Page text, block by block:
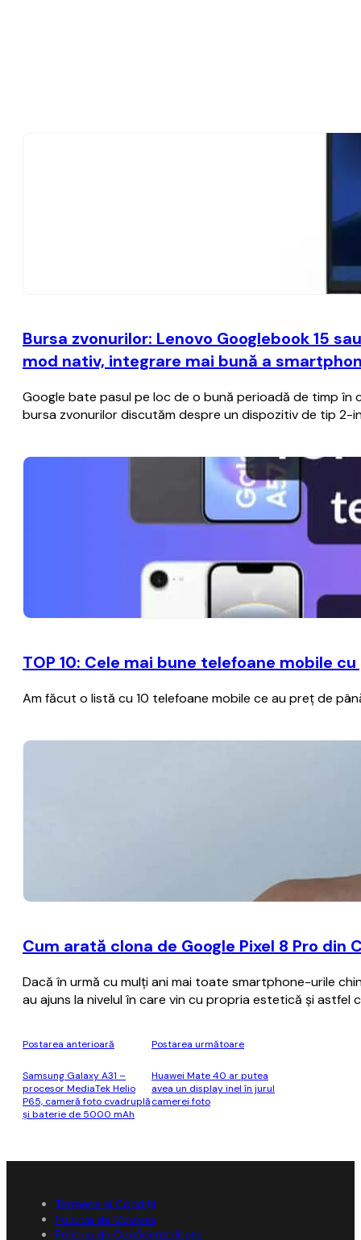
Bursa zvonurilor: Lenovo Googlebook 15
mod nativ, integrare mai bună a
Google bate pasul pe loc de o bună perioadă de timp în
bursa zvonurilor discutăm despre un dispozitiv de tip 2-
TOP 10: Cele mai bune telefoane mobile
Am făcut o listă cu 10 telefoane mobile ce au preț de
Cum arată clona de Google Pixel 8 Pro
Dacă în urmă cu mulţi ani mai toate smartphone-urile
au ajuns la nivelul în care vin cu propria estetică şi
Postarea anterioară
Samsung Galaxy A31 –
procesor MediaTek Helio
P65, cameră foto cvadruplă
şi baterie de 5000 mAh
Postarea următoare
Huawei Mate 40 ar putea
avea un display inel în jurul
camerei foto
Termene și Condiții
Politica de Cookies
Politica de Confidențialitate